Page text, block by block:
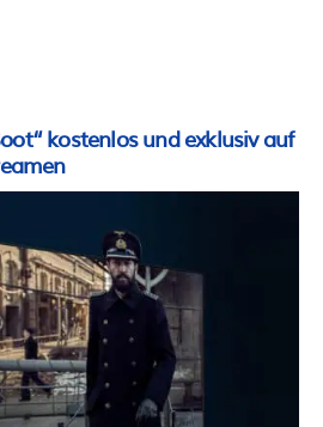
kostenlos und exklusiv auf